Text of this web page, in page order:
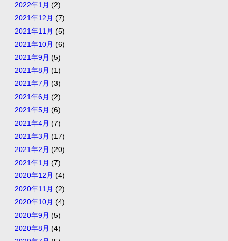
2022年1月 (2)
2021年12月 (7)
2021年11月 (5)
2021年10月 (6)
2021年9月 (5)
2021年8月 (1)
2021年7月 (3)
2021年6月 (2)
2021年5月 (6)
2021年4月 (7)
2021年3月 (17)
2021年2月 (20)
2021年1月 (7)
2020年12月 (4)
2020年11月 (2)
2020年10月 (4)
2020年9月 (5)
2020年8月 (4)